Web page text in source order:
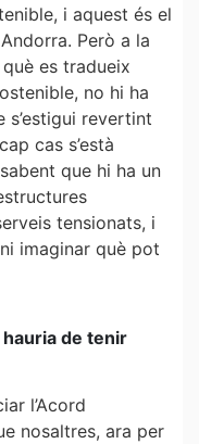
i aquest és el
Però a la
es tradueix
no hi ha
s’estigui revertint
cas s’està
que hi ha un
tensionats, i
imaginar què pot
de tenir
l’Acord
nosaltres, ara per